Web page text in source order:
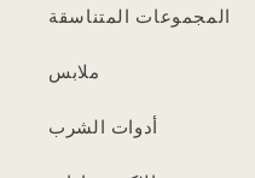
المجموعات المتناسقة
ملابس
أدوات الشرب